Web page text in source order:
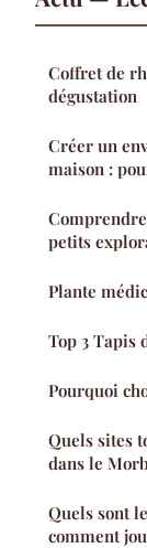
Coffret de
dégustation
Créer un
maison :
petits
Plante
Top 3 Tapis
Pourquoi
Quels sites
dans le
Quels sont
comment